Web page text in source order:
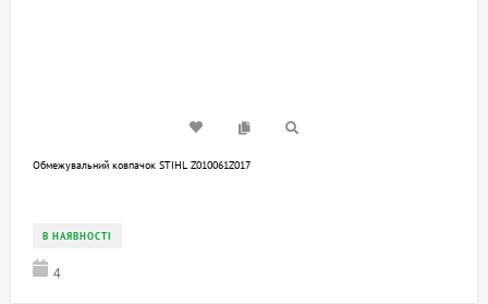
Обмежувальний ковпачок STIHL Z010061Z017
В НАЯВНОСТІ
4